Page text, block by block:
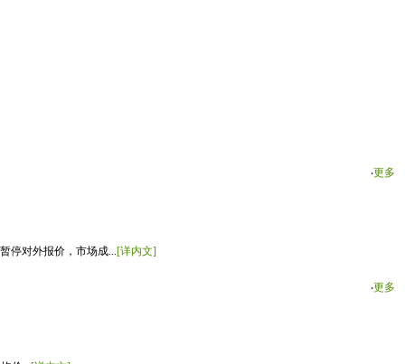
‧更多
停对外报价，市场成...[详内文]
‧更多